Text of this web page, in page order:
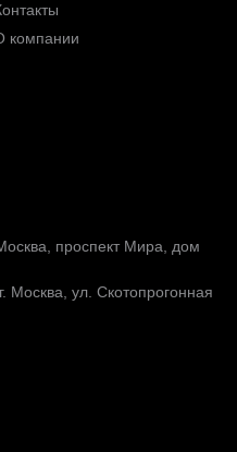
компании
проспект Мира, дом
Москва, ул. Скотопрогонная